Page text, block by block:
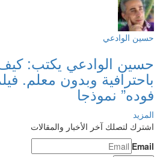
حسين الوادعي
حسين الوادعي يكتب:
باحترافية وبدون معلم.
فوده” نموذجا
المزيد
اشترك لتصلك آخر الأخبار والمقالات
Email